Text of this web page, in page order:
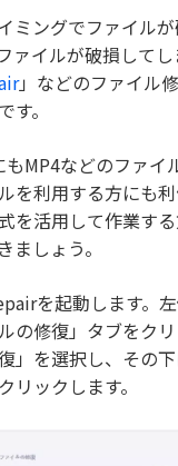
ミングでファイル
ァイルが破損して
」などのファイル
。
もMP4などのファイ
を利用する方にも利
を活用して作業す
ましょう。
を起動します。
の修復」タブをク
」を選択し、その
リックします。